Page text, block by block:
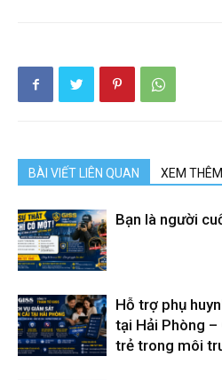
thám
dịch
BÀI VIẾT LIÊN QUAN XEM THÊM
Bạn là người
Hỗ trợ phụ
tại Hải Phòng –
trẻ trong môi